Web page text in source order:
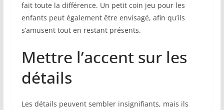
fait toute la différence. Un petit coin jeu pour les
enfants peut également être envisagé, afin qu’ils
s’amusent tout en restant présents.
Mettre l’accent sur les
détails
Les détails peuvent sembler insignifiants, mais ils